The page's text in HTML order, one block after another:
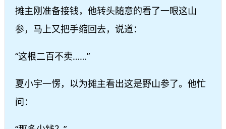
摊主刚准备接钱，他转头随意的看了一眼这山
参，马上又把手缩回去，说道：
“这根二百不卖……”
夏小宇一愣，以为摊主看出这是野山参了。他忙
问：